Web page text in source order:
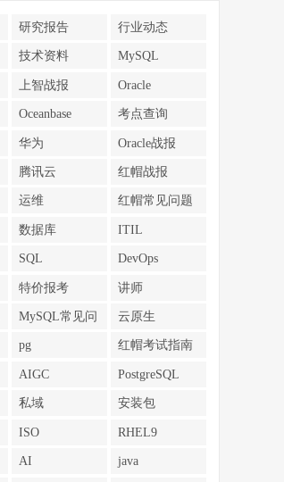
研究报告 行业动态
技术资料 MySQL
上智战报 Oracle
Oceanbase 考点查询
华为 Oracle战报
腾讯云 红帽战报
运维 红帽常见问题
数据库 ITIL
SQL DevOps
特价报考 讲师
MySQL常见问
题
云原生
pg 红帽考试指南
AIGC PostgreSQL
私域 安装包
ISO RHEL9
AI java